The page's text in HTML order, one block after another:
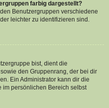
farbig dargestellt?
Benutzergruppen verschiedene
leichter zu identifizieren sind.
bist, dient die
den Gruppenrang, der bei dir
Ein Administrator kann dir die
im persönlichen Bereich selbst